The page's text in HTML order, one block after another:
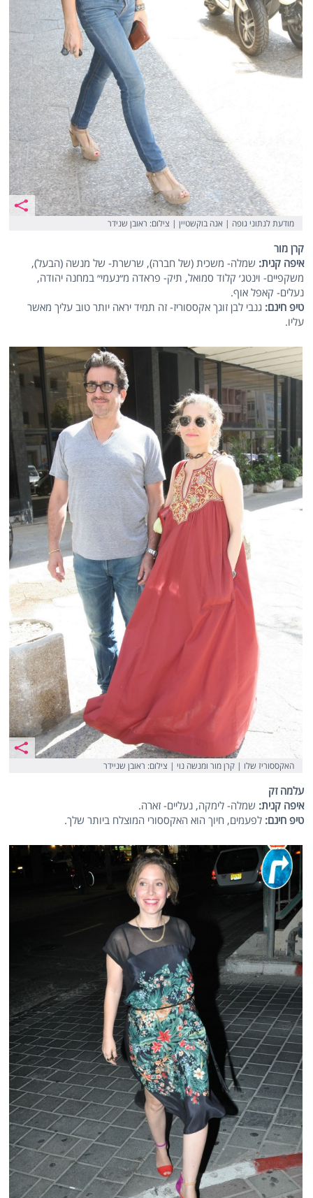
מודעת לנתוני גופה | אנה בוקשטיין | צילום: ראובן שנידר
קרן מור
איפה קנית: שמלה- משכית (של חברה), שרשרת- של מנשה (הבעל),
משקפיים- וינטג׳ קלוד סמואל, תיק- פראדה מ״נעמי״ במחנה יהודה,
נעלים- קאפל אוף.
טיפ חינם: גנבי לבן זוגך אקססוריז- זה תמיד יראה יותר טוב עליך מאשר
עליו.
האקססוריז שלו | קרן מור ומנשה נוי | צילום: ראובן שניידר
עלמה זק
איפה קנית: שמלה- לימקה, נעליים- זארה.
טיפ חינם:לפעמים, חיוך הוא האקססורי המוצלח ביותר שלך.